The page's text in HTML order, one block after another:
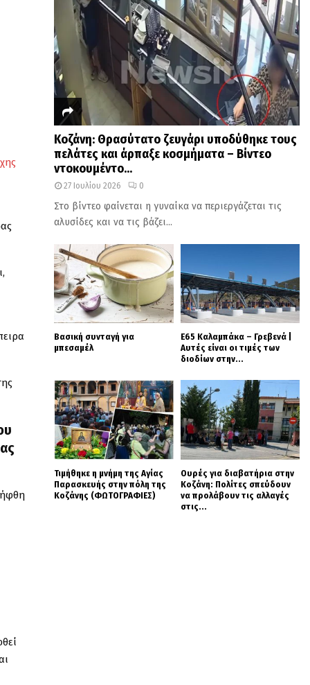
Κοζάνη: Θρασύτατο ζευγάρι υποδύθηκε τους
πελάτες και άρπαξε κοσμήματα – Βίντεο
ντοκουμέντο...
27 Ιουλίου 2026 0
Στο βίντεο φαίνεται η γυναίκα να περιεργάζεται τις
αλυσίδες και να τις βάζει...
Βασική συνταγή για
μπεσαμέλ
Ε65 Καλαμπάκα – Γρεβενά |
Αυτές είναι οι τιμές των
διοδίων στην...
Τιμήθηκε η μνήμη της Αγίας
Παρασκευής στην πόλη της
Κοζάνης (ΦΩΤΟΓΡΑΦΙΕΣ)
Ουρές για διαβατήρια στην
Κοζάνη: Πολίτες σπεύδουν
να προλάβουν τις αλλαγές
στις...